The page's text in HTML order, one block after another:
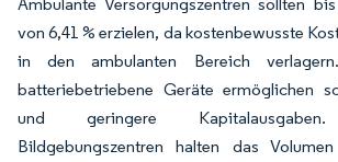
von 6,41 % erzielen, da kostenbewusste
in den ambulanten Bereich
batteriebetriebene Geräte ermöglichen
und geringere Kapitalausgaben.
Bildgebungszentren halten das